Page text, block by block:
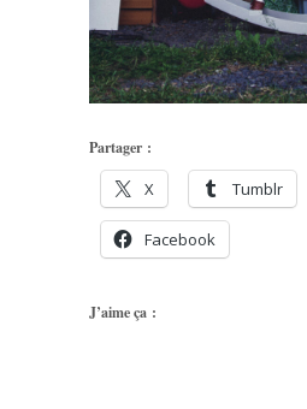
Partager :
X Tumblr
Facebook
J’aime ça :